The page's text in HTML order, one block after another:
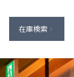
在庫検索